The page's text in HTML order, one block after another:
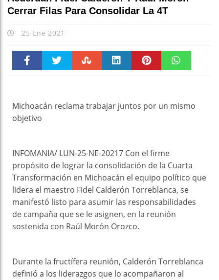
Cerrar Filas Para Consolidar La 4T
25 Ene 2021
k
Michoacán reclama trabajar juntos por un mismo
objetivo
INFOMANIA/ LUN-25-NE-20217 Con el firme
propósito de lograr la consolidación de la Cuarta
Transformación en Michoacán el equipo político que
lidera el maestro Fidel Calderón Torreblanca, se
manifestó listo para asumir las responsabilidades
de campaña que se le asignen, en la reunión
sostenida con Raúl Morón Orozco.
Durante la fructífera reunión, Calderón Torreblanca
definió a los liderazgos que lo acompañaron al